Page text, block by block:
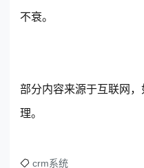
不衰。
部分内容来源于互联网
理。
crm系统